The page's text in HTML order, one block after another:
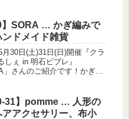
ール、天然石、14kgf、
を...
】SORA … かぎ編みで
ンドメイド雑貨
月30日(土)31日(日)開催『クラ
しぇ in 明石ビブレ』
」さんのご紹介です！かぎ編
しくする、かぎ編みの雑貨
スやがま口コ...
31】pomme … 人形の
アアクセサリー、布小